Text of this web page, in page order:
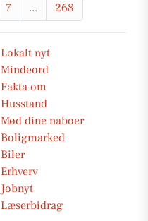
7 ... 268
Lokalt nyt
Mindeord
Fakta om
Husstand
Mød dine naboer
Boligmarked
Biler
Erhverv
Jobnyt
Læserbidrag